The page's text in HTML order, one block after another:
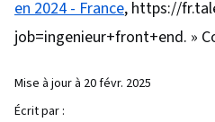
Pseudocode,
(CSS),
directrices sur
en 2024 - France, https://
job=ingenieur+front+end. »
Mise à jour à 20 févr. 2025
Écrit par :